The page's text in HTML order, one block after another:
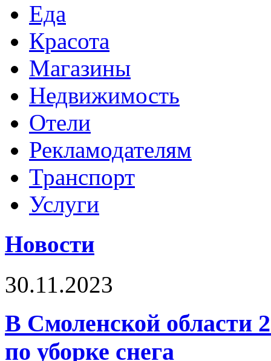
Еда
Красота
Магазины
Недвижимость
Отели
Рекламодателям
Транспорт
Услуги
Новости
30.11.2023
В Смоленской области
по уборке снега